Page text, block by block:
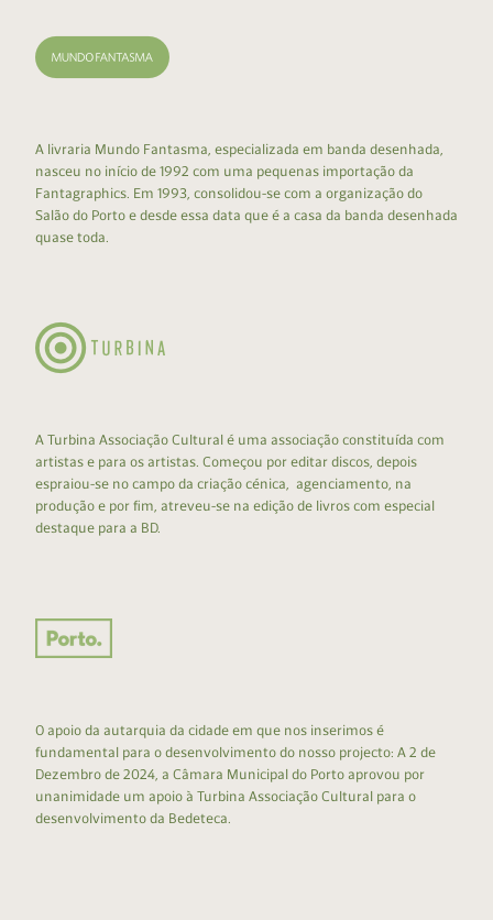
A livraria Mundo Fantasma, especializada em banda desenhada,
nasceu no início de 1992 com uma pequenas importação da
Fantagraphics. Em 1993, consolidou-se com a organização do
Salão do Porto e desde essa data que é a casa da banda desenhada
quase toda.
A Turbina Associação Cultural é uma associação constituída com
artistas e para os artistas. Começou por editar discos, depois
espraiou-se no campo da criação cénica, agenciamento, na
produção e por fim, atreveu-se na edição de livros com especial
destaque para a BD.
O apoio da autarquia da cidade em que nos inserimos é
fundamental para o desenvolvimento do nosso projecto: A 2 de
Dezembro de 2024, a Câmara Municipal do Porto aprovou por
unanimidade um apoio à Turbina Associação Cultural para o
desenvolvimento da Bedeteca.